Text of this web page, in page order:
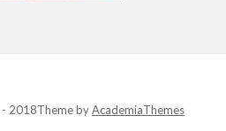
2018Theme byAcademiaThemes